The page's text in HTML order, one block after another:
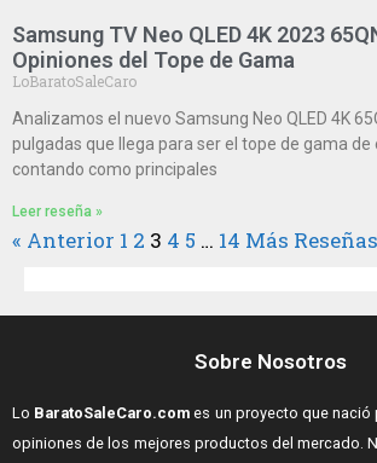
Samsung TV Neo QLED 4K 2023
Opiniones del Tope de Gama
LoBaratoSaleCaro
Analizamos el nuevo Samsung Neo QLED 4K
pulgadas que llega para ser el tope de gama de
contando como principales
Leer reseña »
« Anterior 1 2 3 4 5 … 14 Más
Sobre Nosotros
Lo BaratoSaleCaro.com es un proyecto que nació
opiniones de los mejores productos del mercado.